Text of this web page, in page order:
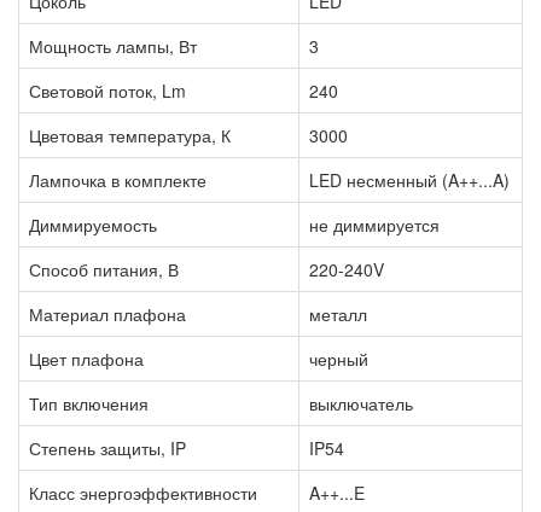
Мощность лампы, Вт
3
Световой поток, Lm
240
Цветовая температура, К
3000
Лампочка в комплекте
LED несменный (A++...A)
Диммируемость
не диммируется
Способ питания, В
220-240V
Материал плафона
металл
Цвет плафона
черный
Тип включения
выключатель
Степень защиты, IP
IP54
Класс энергоэффективности
A++...E